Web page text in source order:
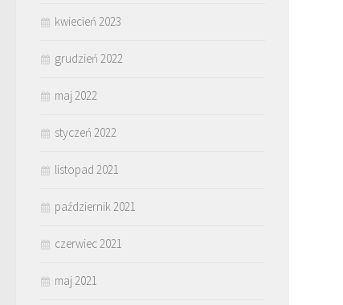
kwiecień 2023
grudzień 2022
maj 2022
styczeń 2022
listopad 2021
październik 2021
czerwiec 2021
maj 2021